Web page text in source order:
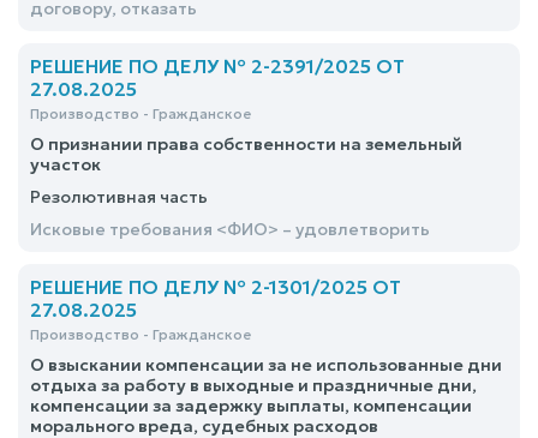
договору, отказать
РЕШЕНИЕ ПО ДЕЛУ № 2-2391/2025 ОТ
27.08.2025
Производство - Гражданское
О признании права собственности на земельный
участок
Резолютивная часть
Исковые требования <ФИО> – удовлетворить
РЕШЕНИЕ ПО ДЕЛУ № 2-1301/2025 ОТ
27.08.2025
Производство - Гражданское
О взыскании компенсации за не использованные дни
отдыха за работу в выходные и праздничные дни,
компенсации за задержку выплаты, компенсации
морального вреда, судебных расходов